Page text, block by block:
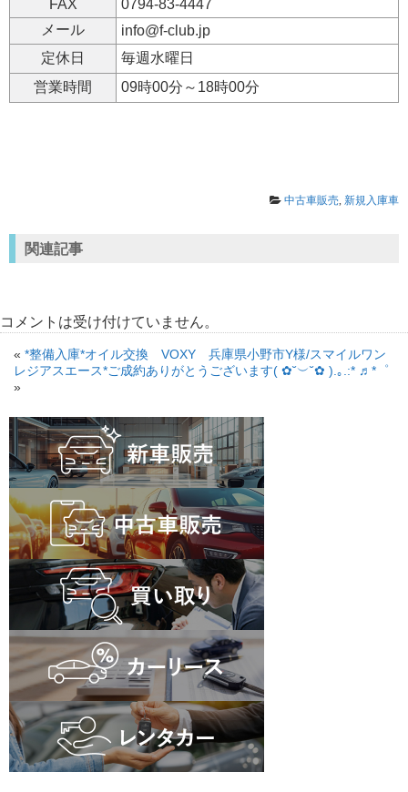
FAX
0794-83-4447
メール
info@f-club.jp
定休日
毎週水曜日
営業時間
09時00分～18時00分
中古車販売 新規入庫車
関連記事
コメントは受け付けていません。
« *整備入庫*オイル交換 VOXY 兵庫県小野市Y様/スマイルワン
レジアスエース*ご成約ありがとうございます( ✿˘︶˘✿ ).｡.:* ♬*゜
»